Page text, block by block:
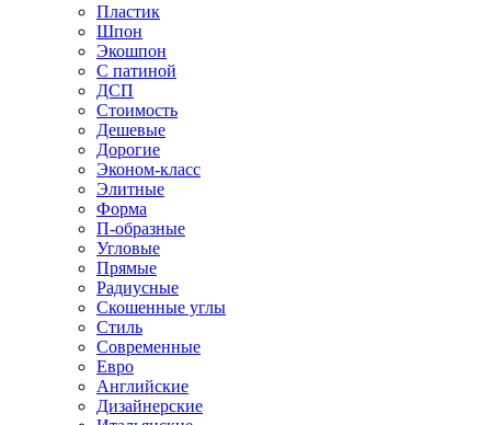
Пластик
Шпон
Экошпон
С патиной
ДСП
Стоимость
Дешевые
Дорогие
Эконом-класс
Элитные
Форма
П-образные
Угловые
Прямые
Радиусные
Скошенные углы
Стиль
Современные
Евро
Английские
Дизайнерские